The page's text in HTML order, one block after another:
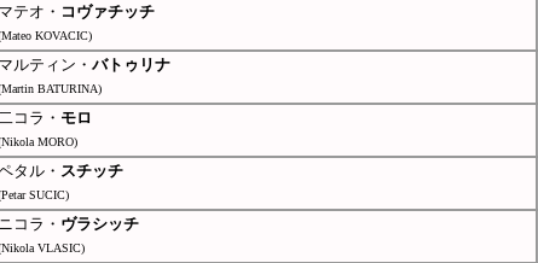
マテオ・ コヴァチッチ
KOVACIC)
マルティン・ バトゥリナ
BATURINA)
二コラ・ モロ
MORO)
タル・ スチッチ
SUCIC)
ニコラ・ ヴラシッチ
VLASIC)